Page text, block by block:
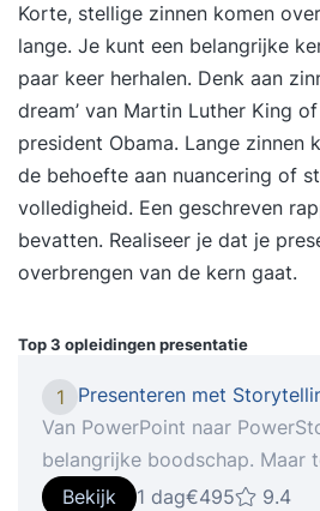
Korte, stellige zinnen komen
lange. Je kunt een belangrijke
paar keer herhalen. Denk aan
dream’ van Martin Luther King of
president Obama. Lange zinnen
de behoefte aan nuancering of
volledigheid. Een geschreven
bevatten. Realiseer je dat je
overbrengen van de kern gaat.
Top 3 opleidingenpresentatie
1
Presenteren met
Van PowerPoint naar
belangrijke boodschap. Maar
dwalen blikken af. Je ziet
Bekijk 1 dag€495 9.4